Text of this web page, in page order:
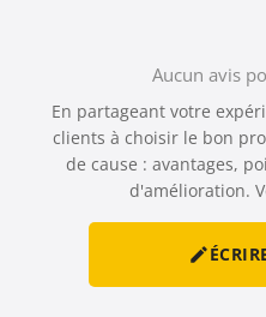
Aucun avis
En partageant votre
clients à choisir le bon
de cause : avantages,
d'amélioration.
